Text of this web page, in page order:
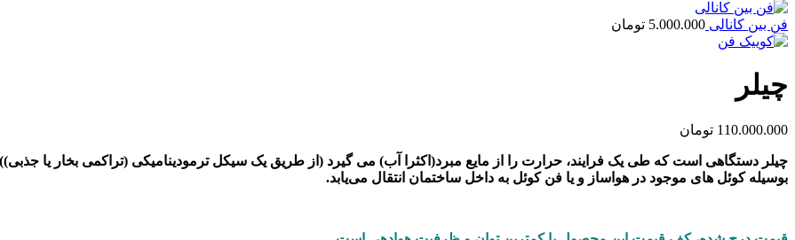
فن بین کانالی 5.000.000 تومان
چیلر
110.000.000 تومان
چیلر دستگاهی است که طی یک فرایند، حرارت را از مایع مبرد(اکثرا آب) می گیرد (از طریق یک سیکل ترمودینامیکی (تراکمی بخار یا
بوسیله کوئل های موجود در هواساز و یا فن کوئل به داخل ساختمان انتقال می‌یابد.